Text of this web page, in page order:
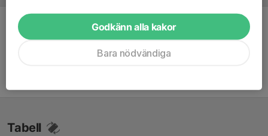
Inget referat skrivet
Tabell
Godkänn alla kakor
Bara nödvändiga